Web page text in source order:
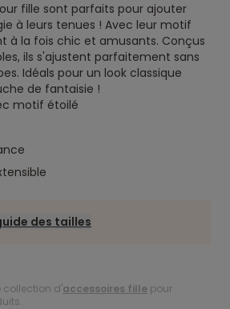
fille sont parfaits pour ajouter
à leurs tenues ! Avec leur motif
à la fois chic et amusants. Conçus
ils s'ajustent parfaitement sans
Idéals pour un look classique
de fantaisie !
motif étoilé
des tailles
collection d'accessoires fille pour